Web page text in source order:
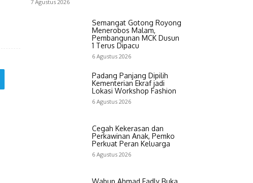
7 Agustus 2026
Semangat Gotong Royong
Menerobos Malam,
Pembangunan MCK Dusun
1 Terus Dipacu
6 Agustus 2026
Padang Panjang Dipilih
Kementerian Ekraf jadi
Lokasi Workshop Fashion
6 Agustus 2026
Cegah Kekerasan dan
Perkawinan Anak, Pemko
Perkuat Peran Keluarga
6 Agustus 2026
Wabup Ahmad Fadly Buka